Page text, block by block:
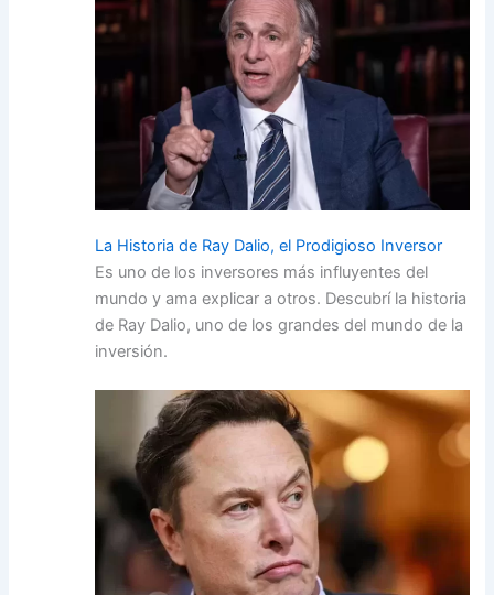
La Historia de Ray Dalio, el Prodigioso Inversor
Es uno de los inversores más influyentes del
mundo y ama explicar a otros. Descubrí la historia
de Ray Dalio, uno de los grandes del mundo de la
inversión.